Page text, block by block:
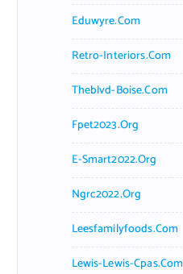
Eduwyre.com
Retro-Interiors.com
Theblvd-Boise.com
Fpet2023.org
E-Smart2022.org
Ngrc2022.org
Leesfamilyfoods.com
Lewis-Lewis-Cpas.com